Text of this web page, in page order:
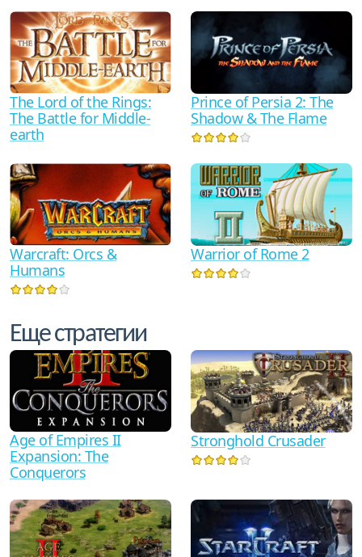
The Lord of the Rings:
The Battle for Middle-
earth
Prince of Persia 2: The
Shadow & The Flame
Warcraft: Orcs &
Humans
Warrior of Rome 2
Еще стратегии
Age of Empires II
Expansion: The
Conquerors
Stronghold Crusader